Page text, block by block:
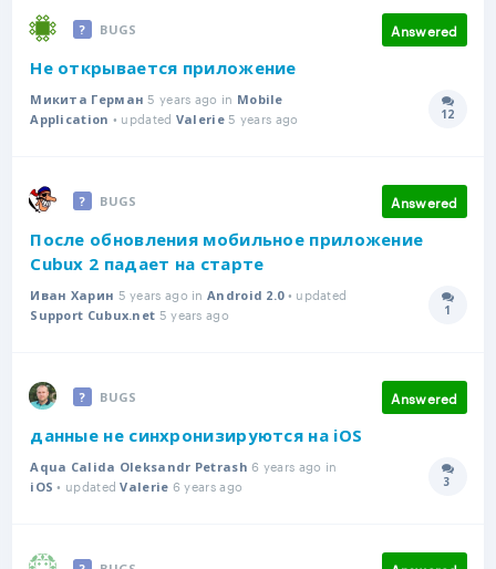
BUGS Answered
Не открывается приложение
Микита Герман 5 years ago in Mobile
Application • updated Valerie5 years ago 12
BUGS Answered
После обновления мобильное приложение
Cubux 2 падает на старте
Иван Харин 5 years ago inAndroid 2.0• updated
Support Cubux.net 5 years ago 1
BUGS Answered
данные не синхронизируются на iOS
Aqua Calida Oleksandr Petrash 6 years ago in
iOS • updatedValerie 6 years ago 3